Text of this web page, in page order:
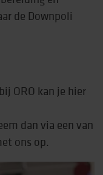
de Downpoli
ORO kan je hier
dan via een van
ons op.